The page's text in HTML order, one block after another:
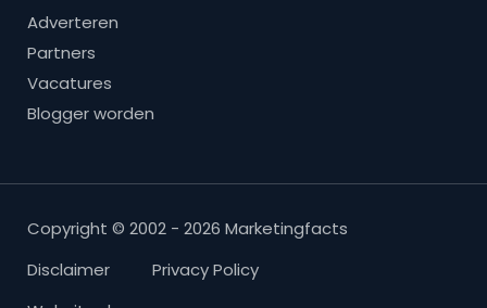
Adverteren
Partners
Vacatures
Blogger worden
Copyright © 2002 - 2026 Marketingfacts
Disclaimer
Privacy Policy